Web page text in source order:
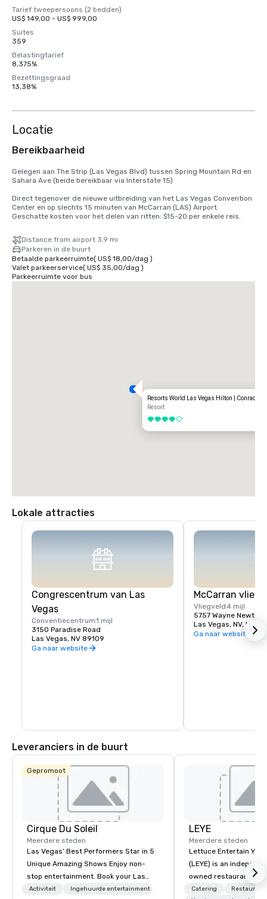
Tarief tweepersoons (2 bedden)
US$ 149,00 - US$ 999,00
Suites
359
Belastingtarief
8,375%
Bezettingsgraad
13,38%
Locatie
Bereikbaarheid
Gelegen aan The Strip (Las Vegas Blvd) tussen Spring Mountain Rd en
Sahara Ave (beide bereikbaar via Interstate 15)
Direct tegenover de nieuwe uitbreiding van het Las Vegas Convention
Center en op slechts 15 minuten van McCarran (LAS) Airport.
Geschatte kosten voor het delen van ritten: $15-20 per enkele reis.
Distance from airport 3.9 mi
Parkeren in de buurt
Betaalde parkeerruimte( US$ 18,00/dag )
Valet parkeerservice( US$ 35,00/dag )
Parkeerruimte voor bus
Resorts World Las Vegas Hilton | Conrad |
Resort
4 van 5
Lokale attracties
Congrescentrum van Las
Vegas
Conventiecentrum1 mijl
3150 Paradise Road
Las Vegas, NV 89109
Ga naar website
McCarran
Vliegveld4 mijl
5757 Wayne Newton
Las Vegas, NV, US
Ga naar website
Leveranciers in de buurt
Gepromoot
Cirque Du Soleil
Meerdere steden
Las Vegas’ Best Performers Star in 5
Unique Amazing Shows Enjoy non-
stop entertainment. Book your Las
Vegas show tickets.
Activiteit Ingehuurde entertainment
LEYE
Meerdere steden
Lettuce Entertain You
(LEYE) is an
owned restaurant
Chicago that owns,
Catering